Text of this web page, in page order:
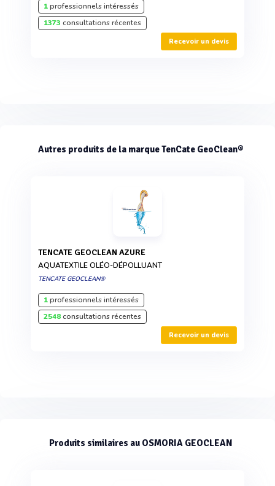
1professionnels intéressés
1373 consultations récentes
Recevoir un devis
Autres produits de la marque TenCate GeoClean®
TENCATE GEOCLEAN AZURE
AQUATEXTILE OLÉO-DÉPOLLUANT
TENCATE GEOCLEAN®
1professionnels intéressés
2548consultations récentes
Recevoir un devis
Produits similaires au OSMORIA GEOCLEAN